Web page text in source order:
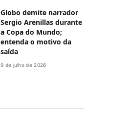
Globo demite narrador
Sergio Arenillas durante
a Copa do Mundo;
entenda o motivo da
saída
9 de julho de 2026